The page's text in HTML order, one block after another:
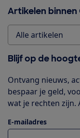
Artikelen
Alle artikelen
Blijf op de
Ontvang nieuws,
bespaar je geld,
wat je rechten zijn.
E-mailadres